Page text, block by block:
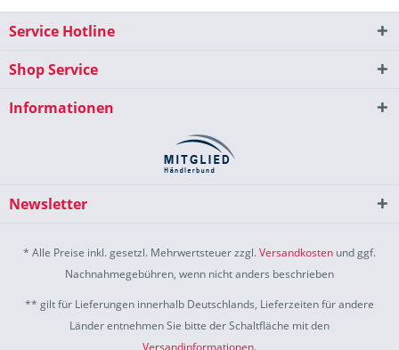
Service Hotline
Shop Service
Informationen
Newsletter
* Alle Preise inkl. gesetzl. Mehrwertsteuer zzgl.Versandkosten und ggf.
Nachnahmegebühren, wenn nicht anders beschrieben
** gilt für Lieferungen innerhalb Deutschlands, Lieferzeiten für andere
Länder entnehmen Sie bitte der Schaltfläche mit den